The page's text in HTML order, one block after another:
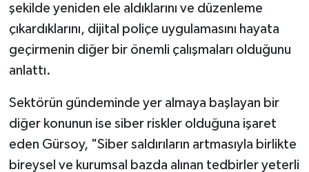
şekilde yeniden ele aldıklarını ve düzenleme
çıkardıklarını, dijital poliçe uygulamasını hayata
geçirmenin diğer bir önemli çalışmaları olduğunu
anlattı.
Sektörün gündeminde yer almaya başlayan bir
diğer konunun ise siber riskler olduğuna işaret
eden Gürsoy, "Siber saldırıların artmasıyla birlikte
bireysel ve kurumsal bazda alınan tedbirler yeterli